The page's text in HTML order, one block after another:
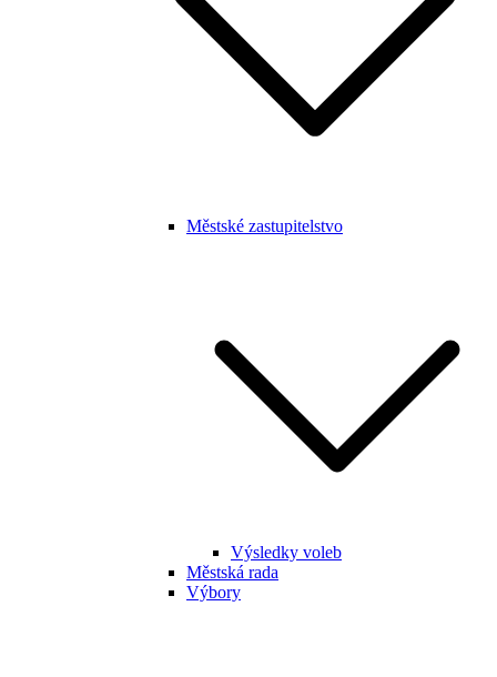
Městské zastupitelstvo
Výsledky voleb
Městská rada
Výbory